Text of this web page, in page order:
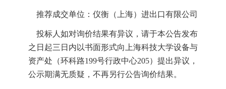
推荐成交单位：仪衡（上海）进出口有限公司
投标人如对询价结果有异议，请于本公告发布
之日起三日内以书面形式向上海科技大学设备与
资产处（环科路199号行政中心205）提出异议，
公示期满无质疑，不再另行公告询价结果。